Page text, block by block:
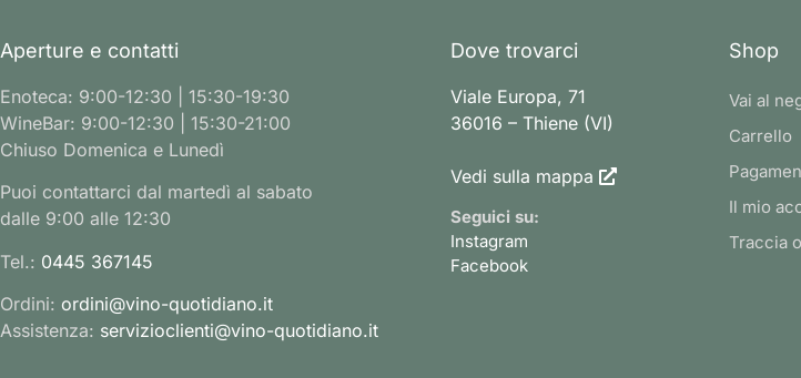
Aperture e contatti
Enoteca: 9:00-12:30 | 15:30-19:30
WineBar: 9:00-12:30 | 15:30-21:00
Chiuso Domenica e Lunedì
Puoi contattarci dal martedì al sabato
dalle 9:00 alle 12:30
Tel.: 0445 367145
Ordini: ordini@vino-quotidiano.it
Assistenza: servizioclienti@vino-quotidiano.it
Dove trovarci
Viale Europa, 71
36016 – Thiene (VI)
Vedi sulla mappa
Seguici su:
Instagram
Facebook
Shop
Vai al
Carrello
Il mio
Traccia